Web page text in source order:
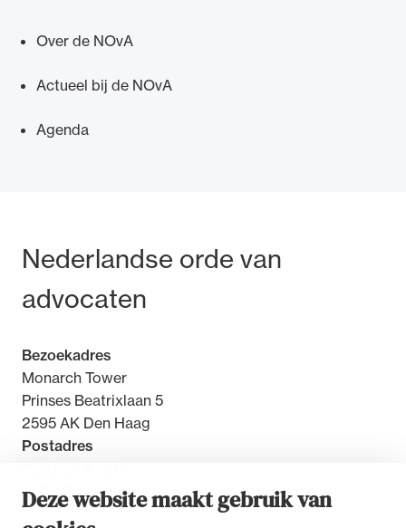
Deze website maakt gebruik van
Over de NOvA
Actueel bij de NOvA
Agenda
Bezoek- en postadres
Nederlandse orde van
advocaten
Bezoekadres
Monarch Tower
Prinses Beatrixlaan 5
2595 AK Den Haag
Postadres
2500 GW Den Haag
beroepsuitoefening: van de advocatenpas tot
geheimhoudernummers.